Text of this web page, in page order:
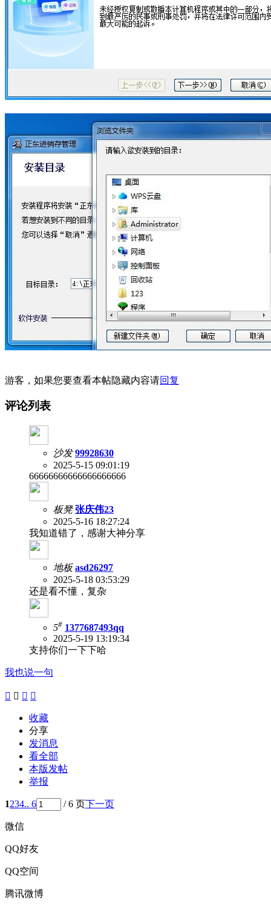
游客，如果您要查看本帖隐藏内容请回复
评论列表
沙发 99928630
2025-5-15 09:01:19
66666666666666666666
板凳 张庆伟23
2025-5-16 18:27:24
我知道错了，感谢大神分享
地板 asd26297
2025-5-18 03:53:29
还是看不懂，复杂
5# 1377687493qq
2025-5-19 13:19:34
支持你们一下下哈
我也说一句
   
收藏
分享
发消息
看全部
本版发帖
举报
1234.. 6 / 6 页下一页
微信
QQ好友
QQ空间
腾讯微博